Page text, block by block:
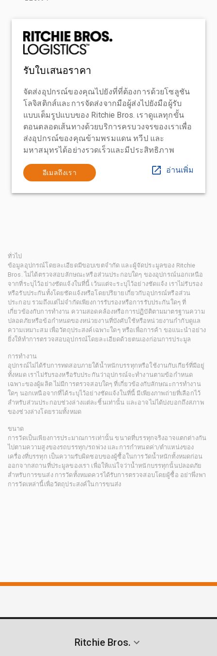
รับใบเสนอราคา
จัดส่งอุปกรณ์ของคุณไปยังที่ที่ต้องการด้วยโซลูชัน
โลจิสติกส์และการจัดส่งจากมือผู้ส่งไปยังมือผู้รับ
แบบเต็มรูปแบบของ Ritchie Bros. เราดูแลทุกขั้น
ตอนตลอดเส้นทางด้วยบริการครบวงจรของเราเพื่อ
ส่งอุปกรณ์ของคุณข้ามพรมแดน ทวีป และ
มหาสมุทรได้อย่างรวดเร็วและมีประสิทธิภาพ
อีเมลถึงเรา อ่านเพิ่ม
ทั่วไป
ข้อมูลอุปกรณ์โดยละเอียดมีขอบเขตจำกัด และผู้จัดประมูลของ Ritchie
Bros. ไม่ได้ตรวจสอบลักษณะหรือส่วนประกอบใดๆ ของอุปกรณ์นอกเหนือ
จากที่ระบุไว้อย่างชัดแจ้งในที่นี้ เว้นแต่จะระบุไว้อย่างชัดแจ้ง เราไม่รับรอง
หรือรับประกันทั้งโดยชัดแจ้งหรือโดยปริยายเกี่ยวกับอุปกรณ์หรือส่วน
ประกอบ รวมถึงแต่ไม่จำกัดเพียงการรับรองหรือการรับประกันใดๆ ที่
เกี่ยวข้องกับการทำงาน ความสอดคล้องหรือการปฏิบัติตามมาตรฐานความ
ปลอดภัยหรือข้อกำหนดของหน่วยงานที่บังคับใช้หรือหน่วยงานกำกับดูแล
ความเหมาะสม เพื่อวัตถุประสงค์เฉพาะใดๆ หรือเพื่อการค้า ขอแนะนำอย่าง
ยิ่งให้ทำการตรวจสอบอุปกรณ์โดยละเอียดด้วยตนเองก่อนการประมูล
การทำงาน
อุปกรณ์ไม่ได้รับการทดสอบภายใต้น้ำหนักบรรทุกหรือใช้งานกับเกียร์ที่มีอยู่
ทั้งหมด เราไม่รับรองหรือรับประกันว่าอุปกรณ์จะทำงานตามข้อกำหนด
เฉพาะของผู้ผลิต ไม่มีการตรวจสอบใดๆ ที่เกี่ยวข้องกับลักษณะการทำงาน
ใดๆ นอกเหนือจากที่ได้ระบุไว้อย่างชัดแจ้งในที่นี้ มีเพียงภาพถ่ายที่เลือกไว้
สำหรับส่วนประกอบช่วงล่างแต่ละชิ้นเท่านั้น และอาจไม่ได้บ่งบอกถึงสภาพ
ของช่วงล่างโดยรวมทั้งหมด
ขนาด
การวัดเป็นเพียงการประมาณการเท่านั้น ขนาดที่บรรทุกจริงอาจแตกต่างกัน
ไปตามความสูงของรถบรรทุก/รถพ่วง และการกำหนดค่า/ตำแหน่งของ
เครื่องที่บรรทุก เป็นความรับผิดชอบของผู้ซื้อในการวัดน้ำหนักทั้งหมดก่อน
ออกจากสถานที่ประมูลของเรา เพื่อให้แน่ใจว่าน้ำหนักบรรทุกนั้นปลอดภัย
สำหรับการขนส่ง การวัดทั้งหมดควรได้รับการตรวจสอบโดยผู้ซื้อ อย่าพึ่งพา
การวัดเหล่านี้เพื่อวัตถุประสงค์ในการขนส่ง
Ritchie Bros.